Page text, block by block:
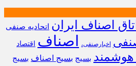
اتاق اصناف ایران اتحادیه صنفی
اخبارصنفی، اصناف
اقتصاد
هوشمند بسیج بسیج اصناف بسیج